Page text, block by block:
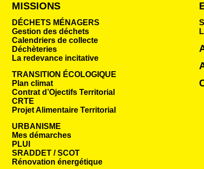
MISSIONS
DÉCHETS MÉNAGERS
Gestion des déchets
Calendriers de collecte
Déchèteries
La redevance incitative
TRANSITION ÉCOLOGIQUE
Plan climat
Contrat d’Ojectifs Territorial
CRTE
Projet Alimentaire Territorial
URBANISME
Mes démarches
PLUI
SRADDET / SCOT
Rénovation énergétique